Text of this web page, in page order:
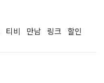
티비 만남 링크 할인